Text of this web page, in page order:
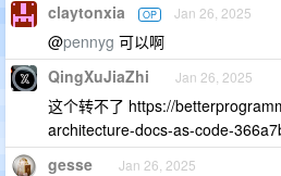
claytonxia OP Jan 26, 2025
@pennyg 可以啊
QingXuJiaZhi Jan 26, 2025
这个转不了 https://
architecture-docs-as-code-
gesse Jan 26, 2025